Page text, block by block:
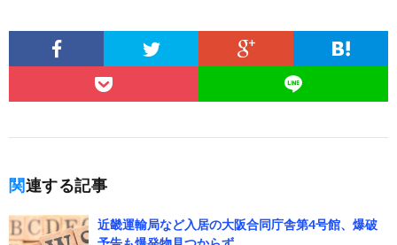
関連する記事
近畿運輸局など入居の大阪合同庁舎第4号館、爆破